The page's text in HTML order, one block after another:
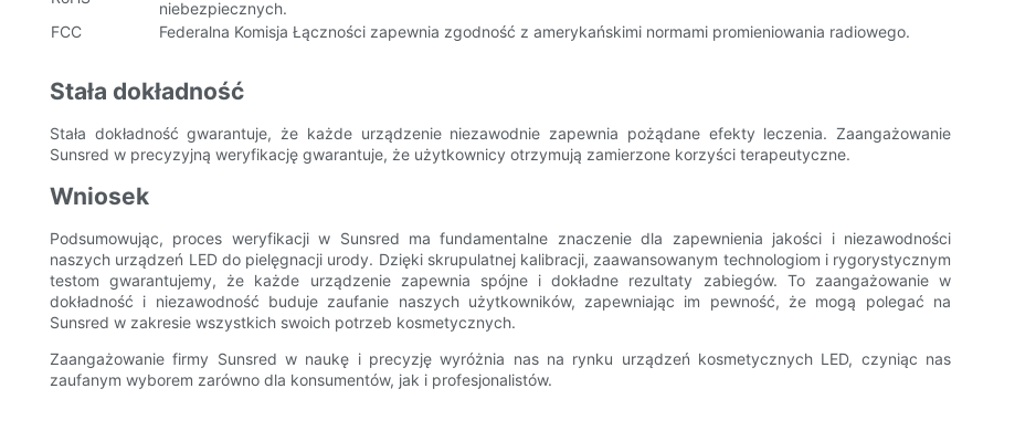
niebezpiecznych.
FCC
Federalna Komisja Łączności zapewnia zgodność z amerykańskimi normami promieniowania radiowego.
Stała dokładność
Stała dokładność gwarantuje, że każde urządzenie niezawodnie zapewnia pożądane efekty leczenia. Zaangażowanie
Sunsred w precyzyjną weryfikację gwarantuje, że użytkownicy otrzymują zamierzone korzyści terapeutyczne.
Wniosek
Podsumowując, proces weryfikacji w Sunsred ma fundamentalne znaczenie dla zapewnienia jakości i niezawodności
naszych urządzeń LED do pielęgnacji urody. Dzięki skrupulatnej kalibracji, zaawansowanym technologiom i rygorystycznym
testom gwarantujemy, że każde urządzenie zapewnia spójne i dokładne rezultaty zabiegów. To zaangażowanie w
dokładność i niezawodność buduje zaufanie naszych użytkowników, zapewniając im pewność, że mogą polegać na
Sunsred w zakresie wszystkich swoich potrzeb kosmetycznych.
Zaangażowanie firmy Sunsred w naukę i precyzję wyróżnia nas na rynku urządzeń kosmetycznych LED, czyniąc nas
zaufanym wyborem zarówno dla konsumentów, jak i profesjonalistów.